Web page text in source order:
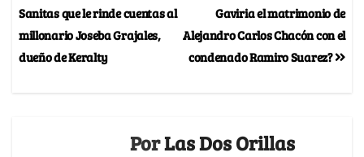
Gaviria el matrimonio de
Alejandro Carlos Chacón con el
condenado Ramiro Suarez?
Sanitas que le rinde cuentas al
millonario Joseba Grajales,
dueño de Keralty
PorLas Dos Orillas